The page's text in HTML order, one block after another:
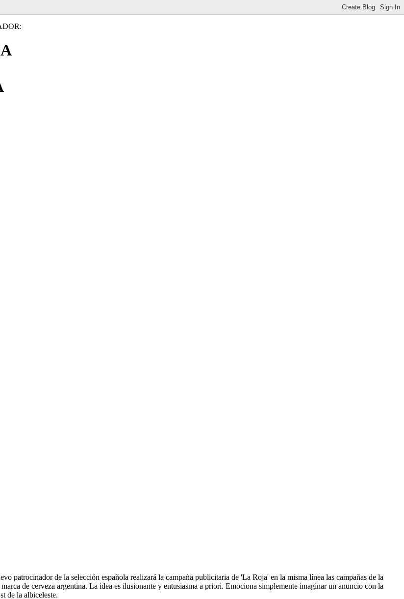
patrocinador de la selección española realizará la campaña publicitaria de 'La Roja' en la misma línea las campañas de la
de cerveza argentina. La idea es ilusionante y entusiasma a priori. Emociona simplemente imaginar un anuncio con la
de la albiceleste.